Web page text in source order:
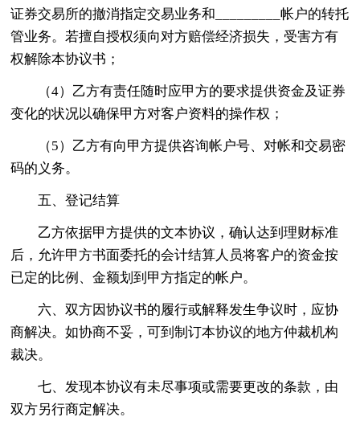
证券交易所的撤消指定交易业务和_________帐户的转托
管业务。若擅自授权须向对方赔偿经济损失，受害方有
权解除本协议书；
（4）乙方有责任随时应甲方的要求提供资金及证券
变化的状况以确保甲方对客户资料的操作权；
（5）乙方有向甲方提供咨询帐户号、对帐和交易密
码的义务。
五、登记结算
乙方依据甲方提供的文本协议，确认达到理财标准
后，允许甲方书面委托的会计结算人员将客户的资金按
已定的比例、金额划到甲方指定的帐户。
六、双方因协议书的履行或解释发生争议时，应协
商解决。如协商不妥，可到制订本协议的地方仲裁机构
裁决。
七、发现本协议有未尽事项或需要更改的条款，由
双方另行商定解决。